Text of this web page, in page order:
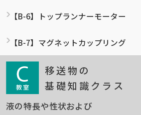
【B-6】トップランナーモーター
【B-7】マグネットカップリング
移送物の
基礎知識クラス
液の特長や性状および